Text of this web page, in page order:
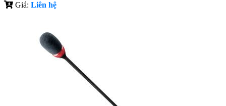
Giá: Liên hệ